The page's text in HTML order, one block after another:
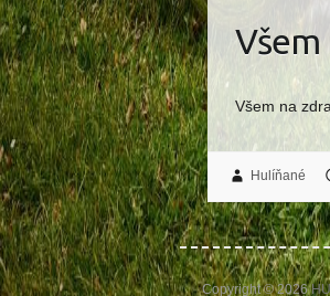
Všem
Všem na
Hulíňané
Copyright © 2026